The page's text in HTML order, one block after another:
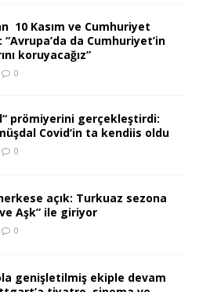
10 Kasım ve Cumhuriyet
“Avrupa’da da Cumhuriyet’in
koruyacağız”
0
prömiyerini gerçekleştirdi:
Covid‘in ta kendiis oldu
0
açık: Turkuaz sezona
Aşk” ile giriyor
0
genişletilmiş ekiple devam